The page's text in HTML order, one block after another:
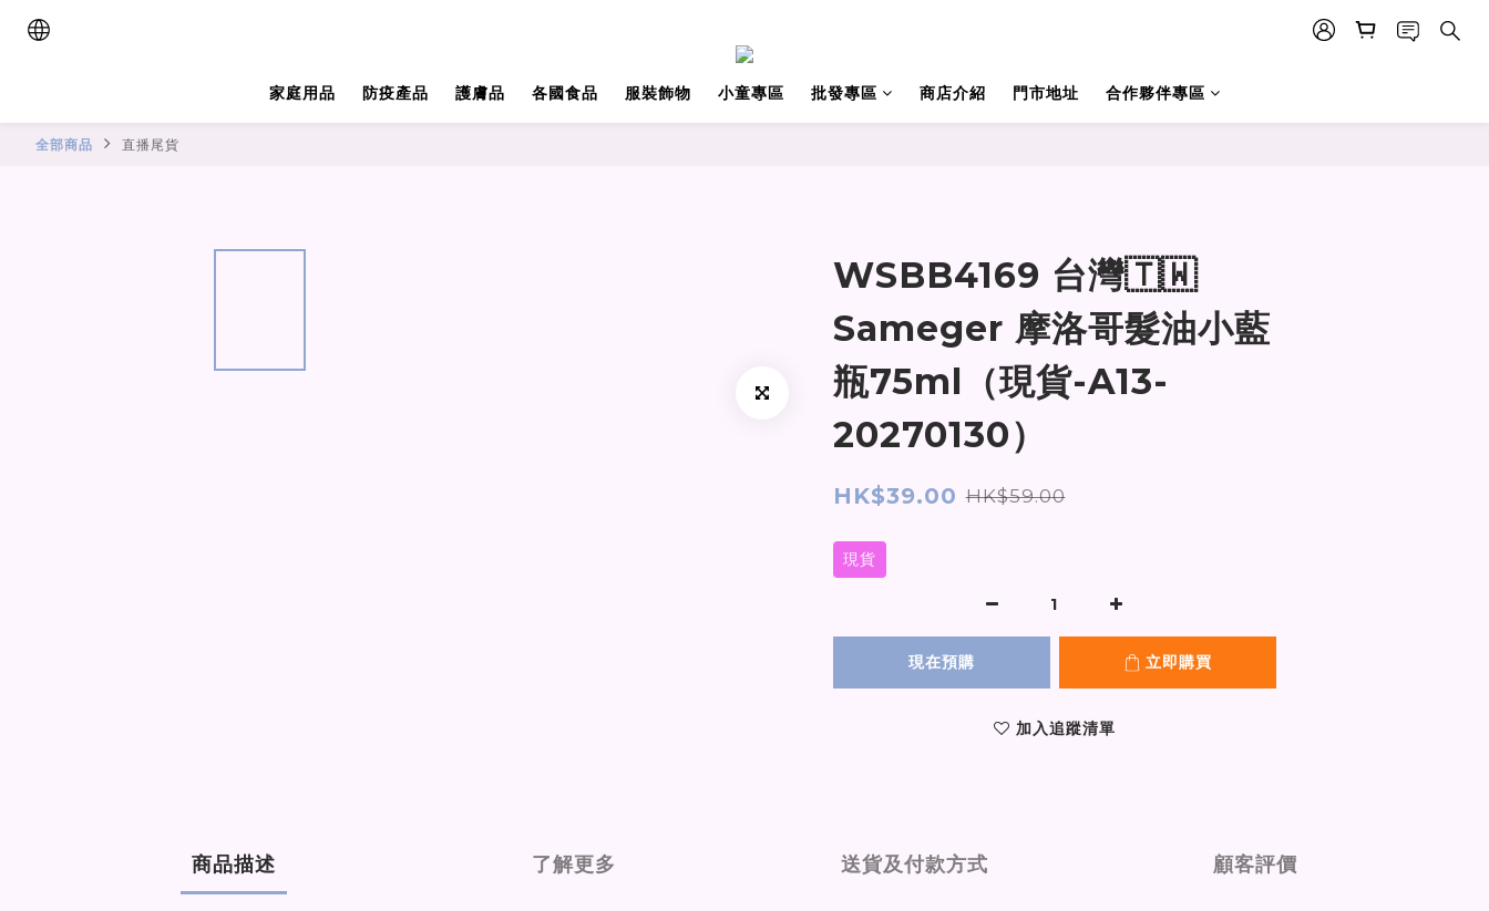
家庭用品 防疫產品 護膚品 各國食品 服裝飾物 小童專區 批發專區 商店介紹 門市地址 合作夥伴專區
全部商品 直播尾貨
WSBB4169 台灣🇹🇼
Sameger 摩洛哥髮油小藍
瓶75ml（現貨-A13-
20270130）
HK$39.00 HK$59.00
現貨
現在預購 立即購買
加入追蹤清單
商品描述 了解更多 送貨及付款方式 顧客評價